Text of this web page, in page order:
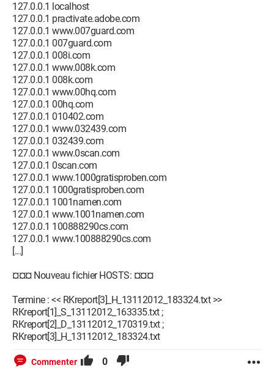
127.0.0.1 localhost
127.0.0.1 practivate.adobe.com
127.0.0.1 www.007guard.com
127.0.0.1 007guard.com
127.0.0.1 008i.com
127.0.0.1 www.008k.com
127.0.0.1 008k.com
127.0.0.1 www.00hq.com
127.0.0.1 00hq.com
127.0.0.1 010402.com
127.0.0.1 www.032439.com
127.0.0.1 032439.com
127.0.0.1 www.0scan.com
127.0.0.1 0scan.com
127.0.0.1 www.1000gratisproben.com
127.0.0.1 1000gratisproben.com
127.0.0.1 1001namen.com
127.0.0.1 www.1001namen.com
127.0.0.1 100888290cs.com
127.0.0.1 www.100888290cs.com
[...]
¤¤¤ Nouveau fichier HOSTS: ¤¤¤
Termine : << RKreport[3]_H_13112012_183324.txt >>
RKreport[1]_S_13112012_163335.txt ;
RKreport[2]_D_13112012_170319.txt ;
RKreport[3]_H_13112012_183324.txt
Commenter 0